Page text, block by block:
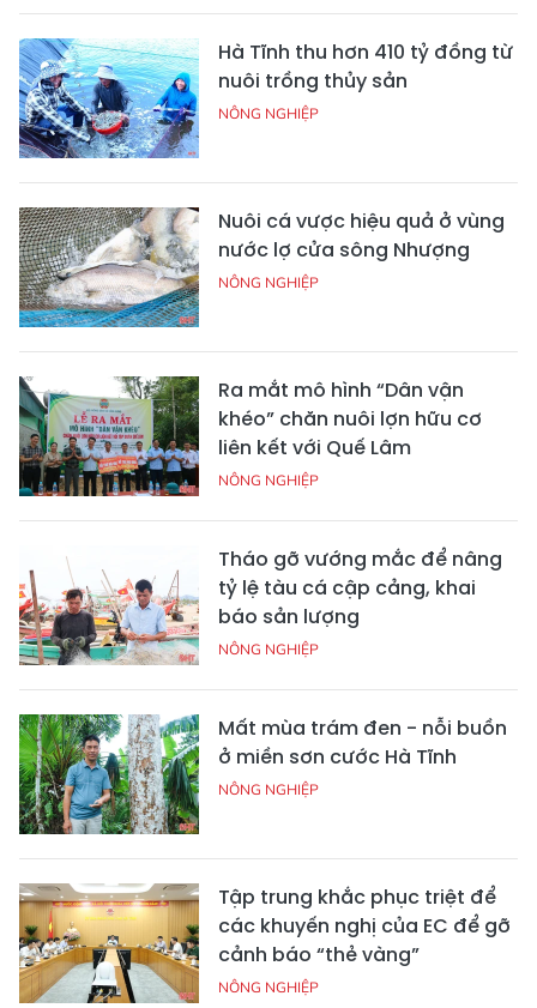
Hà Tĩnh thu hơn 410 tỷ đồng từ
nuôi trồng thủy sản
NÔNG NGHIỆP
Nuôi cá vược hiệu quả ở vùng
nước lợ cửa sông Nhượng
NÔNG NGHIỆP
Ra mắt mô hình “Dân vận
khéo” chăn nuôi lợn hữu cơ
liên kết với Quế Lâm
NÔNG NGHIỆP
Tháo gỡ vướng mắc để nâng
tỷ lệ tàu cá cập cảng, khai
báo sản lượng
NÔNG NGHIỆP
Mất mùa trám đen - nỗi buồn
ở miền sơn cước Hà Tĩnh
NÔNG NGHIỆP
Tập trung khắc phục triệt để
các khuyến nghị của EC để gỡ
cảnh báo “thẻ vàng”
NÔNG NGHIỆP